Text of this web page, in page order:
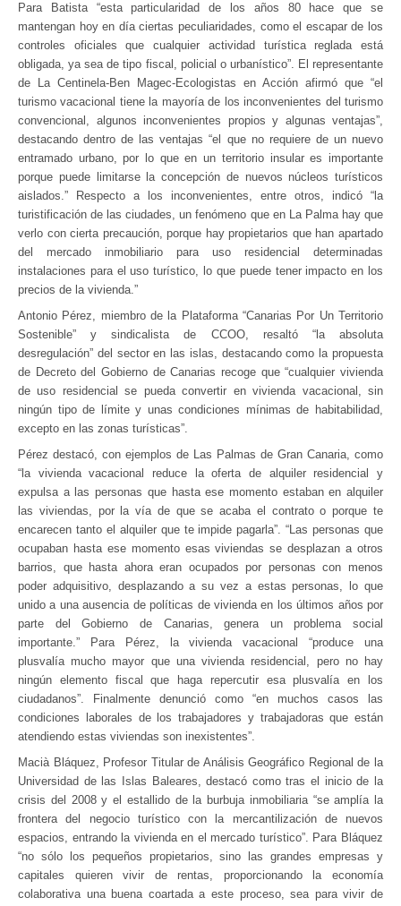
Para Batista “esta particularidad de los años 80 hace que se
mantengan hoy en día ciertas peculiaridades, como el escapar de los
controles oficiales que cualquier actividad turística reglada está
obligada, ya sea de tipo fiscal, policial o urbanístico”. El representante
de La Centinela-Ben Magec-Ecologistas en Acción afirmó que “el
turismo vacacional tiene la mayoría de los inconvenientes del turismo
convencional, algunos inconvenientes propios y algunas ventajas”,
destacando dentro de las ventajas “el que no requiere de un nuevo
entramado urbano, por lo que en un territorio insular es importante
porque puede limitarse la concepción de nuevos núcleos turísticos
aislados.” Respecto a los inconvenientes, entre otros, indicó “la
turistificación de las ciudades, un fenómeno que en La Palma hay que
verlo con cierta precaución, porque hay propietarios que han apartado
del mercado inmobiliario para uso residencial determinadas
instalaciones para el uso turístico, lo que puede tener impacto en los
precios de la vivienda.”
Antonio Pérez, miembro de la Plataforma “Canarias Por Un Territorio
Sostenible” y sindicalista de CCOO, resaltó “la absoluta
desregulación” del sector en las islas, destacando como la propuesta
de Decreto del Gobierno de Canarias recoge que “cualquier vivienda
de uso residencial se pueda convertir en vivienda vacacional, sin
ningún tipo de límite y unas condiciones mínimas de habitabilidad,
excepto en las zonas turísticas”.
Pérez destacó, con ejemplos de Las Palmas de Gran Canaria, como
“la vivienda vacacional reduce la oferta de alquiler residencial y
expulsa a las personas que hasta ese momento estaban en alquiler
las viviendas, por la vía de que se acaba el contrato o porque te
encarecen tanto el alquiler que te impide pagarla”. “Las personas que
ocupaban hasta ese momento esas viviendas se desplazan a otros
barrios, que hasta ahora eran ocupados por personas con menos
poder adquisitivo, desplazando a su vez a estas personas, lo que
unido a una ausencia de políticas de vivienda en los últimos años por
parte del Gobierno de Canarias, genera un problema social
importante.” Para Pérez, la vivienda vacacional “produce una
plusvalía mucho mayor que una vivienda residencial, pero no hay
ningún elemento fiscal que haga repercutir esa plusvalía en los
ciudadanos”. Finalmente denunció como “en muchos casos las
condiciones laborales de los trabajadores y trabajadoras que están
atendiendo estas viviendas son inexistentes”.
Macià Bláquez, Profesor Titular de Análisis Geográfico Regional de la
Universidad de las Islas Baleares, destacó como tras el inicio de la
crisis del 2008 y el estallido de la burbuja inmobiliaria “se amplía la
frontera del negocio turístico con la mercantilización de nuevos
espacios, entrando la vivienda en el mercado turístico”. Para Bláquez
“no sólo los pequeños propietarios, sino las grandes empresas y
capitales quieren vivir de rentas, proporcionando la economía
colaborativa una buena coartada a este proceso, sea para vivir de